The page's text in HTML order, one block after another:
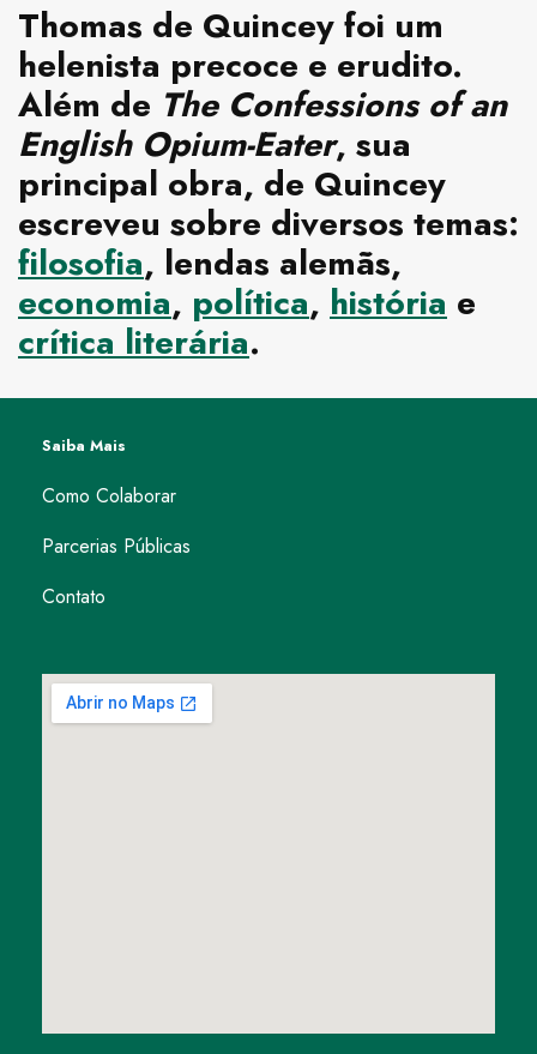
Thomas de Quinceyfoi um
helenista precoce e erudito.
Além de The Confessions of an
English Opium-Eater, sua
principal obra, de Quincey
escreveu sobre diversos temas:
filosofia, lendas alemãs,
economia, política, história e
crítica literária.
Saiba Mais
Como Colaborar
Parcerias Públicas
Contato